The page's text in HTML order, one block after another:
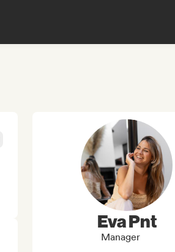
Eva Pnt
Manager